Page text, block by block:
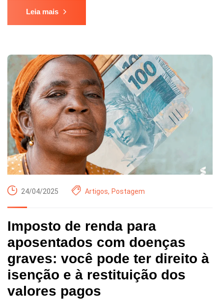
Leia mais
24/04/2025 Artigos, Postagem
Imposto de renda para
aposentados com doenças
graves: você pode ter direito à
isenção e à restituição dos
valores pagos